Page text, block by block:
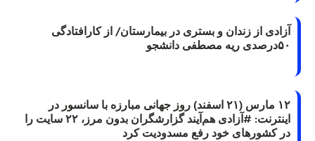
آزادی از زندان و بستری در بیمارستان/ از کارافتادگی
۵۰درصدی ریه مصطفی دانشجو
۱۲ مارس (۲۱ اسفند) روز جهانی مبارزه با سانسور در
اینترنت: #آزادی هم‌آیند گزارشگران‌ بدون مرز، ۲۲ سایت را
در کشورهای خود رفع مسدودیت کرد